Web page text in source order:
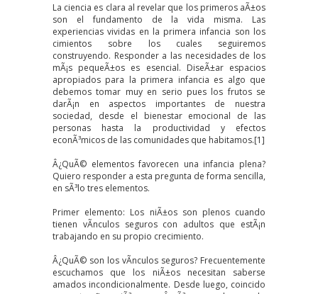
La ciencia es clara al revelar que los primeros aÃ±os
son el fundamento de la vida misma. Las
experiencias vividas en la primera infancia son los
cimientos sobre los cuales seguiremos
construyendo. Responder a las necesidades de los
mÃ¡s pequeÃ±os es esencial. DiseÃ±ar espacios
apropiados para la primera infancia es algo que
debemos tomar muy en serio pues los frutos se
darÃ¡n en aspectos importantes de nuestra
sociedad, desde el bienestar emocional de las
personas hasta la productividad y efectos
econÃ³micos de las comunidades que habitamos.[1]
Â¿QuÃ© elementos favorecen una infancia plena?
Quiero responder a esta pregunta de forma sencilla,
en sÃ³lo tres elementos.
Primer elemento: Los niÃ±os son plenos cuando
tienen vÃ­nculos seguros con adultos que estÃ¡n
trabajando en su propio crecimiento.
Â¿QuÃ© son los vÃ­nculos seguros? Frecuentemente
escuchamos que los niÃ±os necesitan saberse
amados incondicionalmente. Desde luego, coincido